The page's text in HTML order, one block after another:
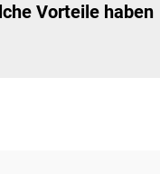
Vorteile haben